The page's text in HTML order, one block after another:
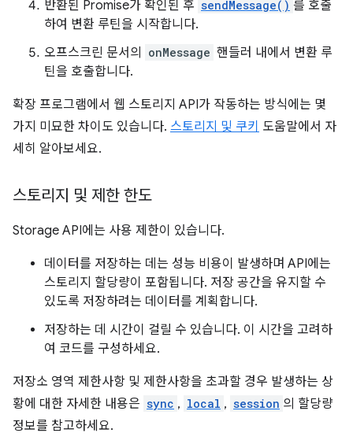
반환된 Promise가 확인된 후 sendMessage() 를 호출
하여 변환 루틴을 시작합니다.
오프스크린 문서의
onMessage 핸들러 내에서 변환 루
틴을 호출합니다.
확장 프로그램에서 웹 스토리지 API가 작동하는 방식에는 몇
가지 미묘한 차이도 있습니다. 스토리지 및 쿠키 도움말에서 자
세히 알아보세요.
스토리지 및 제한 한도
Storage API에는 사용 제한이 있습니다.
데이터를 저장하는 데는 성능 비용이 발생하며 API에는
스토리지 할당량이 포함됩니다. 저장 공간을 유지할 수
있도록 저장하려는 데이터를 계획합니다.
저장하는 데 시간이 걸릴 수 있습니다. 이 시간을 고려하
여 코드를 구성하세요.
저장소 영역 제한사항 및 제한사항을 초과할 경우 발생하는 상
황에 대한 자세한 내용은 sync , local , session 의 할당량
정보를 참고하세요.